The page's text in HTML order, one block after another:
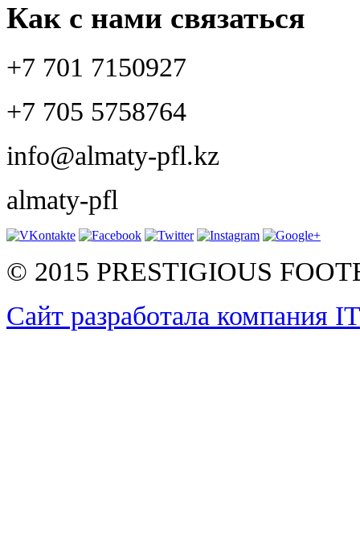
Как с нами связаться
+7 701 7150927
+7 705 5758764
info@almaty-pfl.kz
almaty-pfl
© 2015 PRESTIGIOUS
Сайт разработала компания